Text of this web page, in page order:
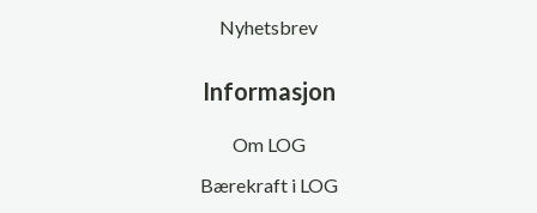
Nyhetsbrev
Informasjon
Om LOG
Bærekraft i LOG